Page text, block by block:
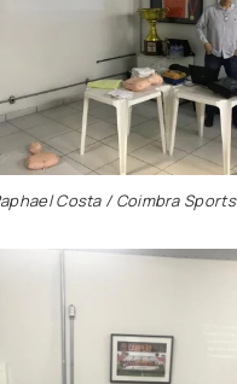
Costa / Coimbra Sports